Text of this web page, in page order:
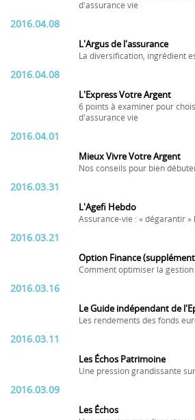
d'assurance vie
2016.04.08
L'Argus de l'assurance
La diversification, ingrédient
2016.04.08
L'Express Votre Argent
6 points à examiner pour
d'assurance vie
2016.04.01
Mieux Vivre Votre Argent
Nos conseils pour bien
2016.03.31
L'Agefi Hebdo
Assurance-vie : « dégarantir »
2016.03.21
Option Finance
Comment optimiser la
2016.03.16
Le Guide indépendant de
Les rendements des fonds
2016.03.11
Les Échos Patrimoine
Une pression grandissante
2016.03.09
Les Échos